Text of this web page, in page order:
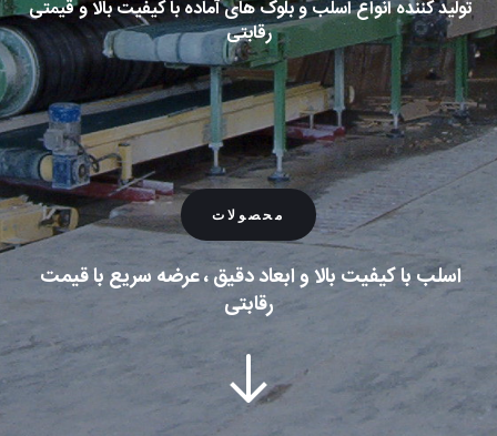
تولید کننده انواع اسلب و بلوک های آماده با کیفیت بالا و قیمتی
رقابتی
محصولات
رقابتی